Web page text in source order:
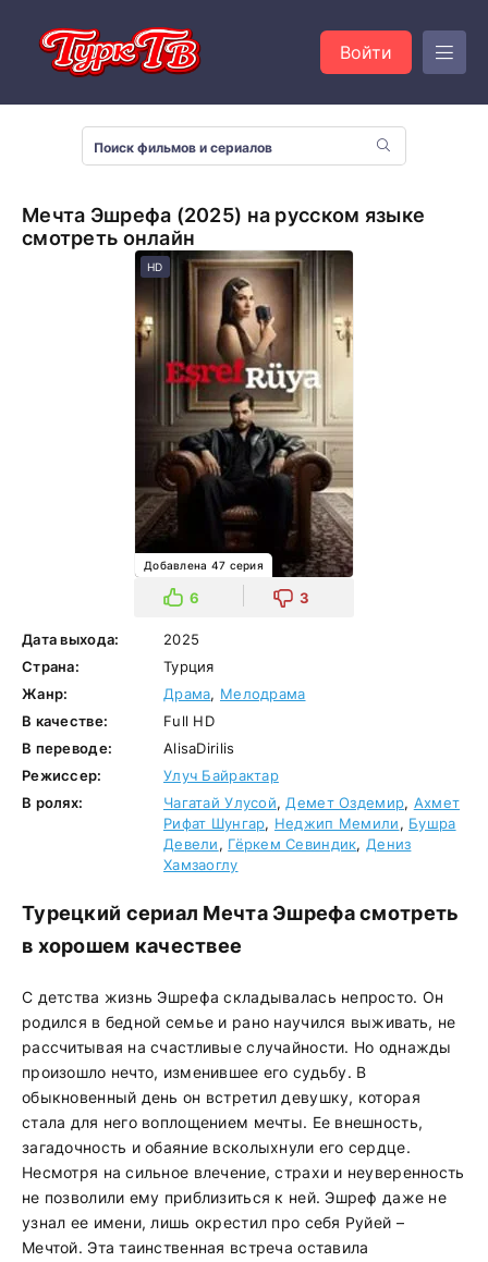
Войти
Мечта Эшрефа (2025) на русском языке
смотреть онлайн
HD
Добавлена 47 серия
6 3
Дата выхода:
2025
Страна:
Турция
Жанр:
Драма, Мелодрама
В качестве:
Full HD
В переводе:
AlisaDirilis
Режиссер:
Улуч Байрактар
В ролях:
Чагатай Улусой, Демет Оздемир, Ахмет
Рифат Шунгар, Неджип Мемили, Бушра
Девели, Гёркем Севиндик, Дениз
Хамзаоглу
Турецкий сериал Мечта Эшрефа смотреть
в хорошем качествее
С детства жизнь Эшрефа складывалась непросто. Он
родился в бедной семье и рано научился выживать, не
рассчитывая на счастливые случайности. Но однажды
произошло нечто, изменившее его судьбу. В
обыкновенный день он встретил девушку, которая
стала для него воплощением мечты. Ее внешность,
загадочность и обаяние всколыхнули его сердце.
Несмотря на сильное влечение, страхи и неуверенность
не позволили ему приблизиться к ней. Эшреф даже не
узнал ее имени, лишь окрестил про себя Руйей –
Мечтой. Эта таинственная встреча оставила